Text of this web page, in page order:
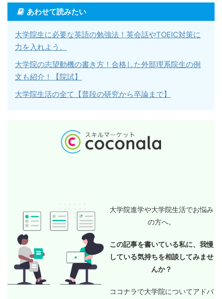
あわせて読みたい
大学院生に必要な英語の勉強法！英会話やTOEIC対策に
力を入れよう。
大学院の志望動機の書き方！合格した外部理系院生の例
文も紹介！【院試】
大学院生活の全て【普段の研究から卒論まで】
大学院進学や大学院生活でお悩み
の方へ。
この記事を書いている私に、我慢
している気持ちを相談してみませ
んか？
ココナラで大学院についてアドバ